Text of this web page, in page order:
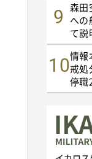
森
へ
て説
情報
戒
停職